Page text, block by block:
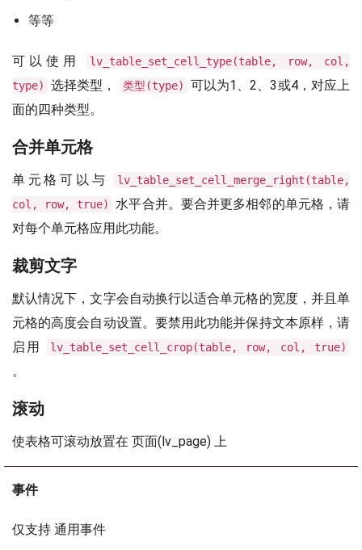
等等
可以使用
lv_table_set_cell_type(table, row, col,
type)
选择类型， 类型(type)
可以为1、2、3或4，对应上
面的四种类型。
合并单元格
单元格可以与
lv_table_set_cell_merge_right(table,
col, row, true)
水平合并。要合并更多相邻的单元格，请
对每个单元格应用此功能。
裁剪文字
默认情况下，文字会自动换行以适合单元格的宽度，并且单
元格的高度会自动设置。要禁用此功能并保持文本原样，请
启用
lv_table_set_cell_crop(table, row, col, true)
。
滚动
使表格可滚动放置在 页面(lv_page) 上
事件
仅支持 通用事件